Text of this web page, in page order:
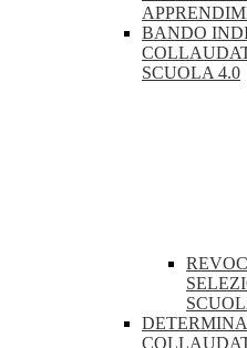
BANDO
SCUOLA 4.0